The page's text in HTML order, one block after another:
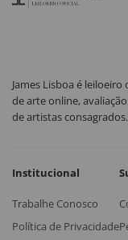
James Lisboa é
de arte online,
de artistas consagrados.
Institucional
Trabalhe Conosco
Política de Privacidade